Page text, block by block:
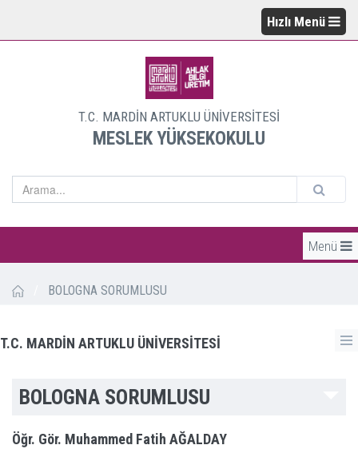
Hızlı Menü
T.C. MARDİN ARTUKLU ÜNİVERSİTESİ
MESLEK YÜKSEKOKULU
Menü
BOLOGNA SORUMLUSU
T.C. MARDİN ARTUKLU ÜNİVERSİTESİ
BOLOGNA SORUMLUSU
Öğr. Gör. Muhammed Fatih AĞALDAY